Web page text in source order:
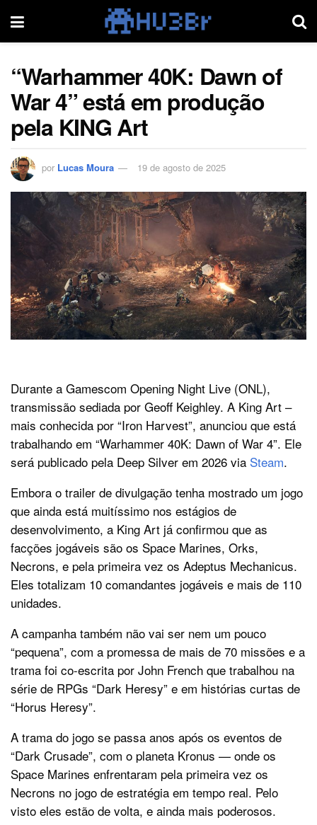
“Warhammer 40K: Dawn of
War 4” está em produção
pela KING Art
por Lucas Moura 19 de agosto de 2025
Durante a Gamescom Opening Night Live (ONL),
transmissão sediada por Geoff Keighley. A King Art –
mais conhecida por “Iron Harvest”, anunciou que está
trabalhando em “Warhammer 40K: Dawn of War 4”. Ele
será publicado pela Deep Silver em 2026 via Steam.
Embora o trailer de divulgação tenha mostrado um jogo
que ainda está muitíssimo nos estágios de
desenvolvimento, a King Art já confirmou que as
facções jogáveis são os Space Marines, Orks,
Necrons, e pela primeira vez os Adeptus Mechanicus.
Eles totalizam 10 comandantes jogáveis e mais de 110
unidades.
A campanha também não vai ser nem um pouco
“pequena”, com a promessa de mais de 70 missões e a
trama foi co-escrita por John French que trabalhou na
série de RPGs “Dark Heresy” e em histórias curtas de
“Horus Heresy”.
A trama do jogo se passa anos após os eventos de
“Dark Crusade”, com o planeta Kronus — onde os
Space Marines enfrentaram pela primeira vez os
Necrons no jogo de estratégia em tempo real. Pelo
visto eles estão de volta, e ainda mais poderosos.